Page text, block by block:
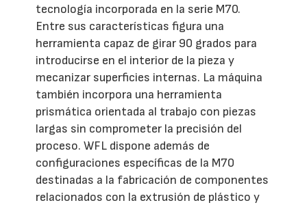
tecnología incorporada en la serie M70.
Entre sus características figura una
herramienta capaz de girar 90 grados para
introducirse en el interior de la pieza y
mecanizar superficies internas. La máquina
también incorpora una herramienta
prismática orientada al trabajo con piezas
largas sin comprometer la precisión del
proceso. WFL dispone además de
configuraciones específicas de la M70
destinadas a la fabricación de componentes
relacionados con la extrusión de plástico y